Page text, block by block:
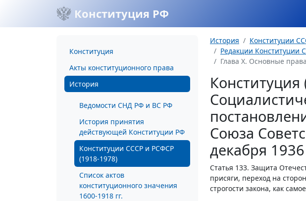
Конституция РФ
Конституция
Акты конституционного права
История
Ведомости СНД РФ и ВС РФ
История принятия
действующей Конституции РФ
Конституции СССР и РСФСР
(1918-1978)
Список актов
конституционного значения
1600-1918 гг.
История Конституции
Редакции Конституции
Глава Х. Основные
Союза
декабря 1936
Статья 133. Защита
присяги, переход на
строгости закона, как